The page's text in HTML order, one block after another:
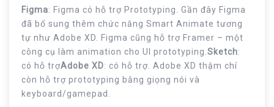
Figma: Figma có hỗ trợ Prototyping. Gần đây Figma
đã bổ sung thêm chức năng Smart Animate tương
tự như Adobe XD. Figma cũng hỗ trợ Framer – một
công cụ làm animation cho UI prototyping. Sketch:
có hỗ trợAdobe XD: có hỗ trợ. Adobe XD thậm chí
còn hỗ trợ prototyping bằng giọng nói và
keyboard/gamepad.